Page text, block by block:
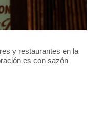
y restaurantes en la
es con sazón